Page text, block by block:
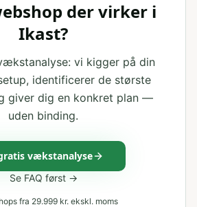
der virker i
Ikast?
vi kigger på din
identificerer de største
giver dig en konkret plan —
uden binding.
vækstanalyse
Se FAQ først →
fra 29.999 kr. ekskl. moms